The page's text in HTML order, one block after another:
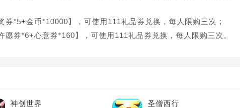
*5+金币*10000】，可使用111礼品券兑换，每人限购三次；
券*6+心意券*160】，可使用111礼品券兑换，每人限购三次。
神创世界 圣僧西行